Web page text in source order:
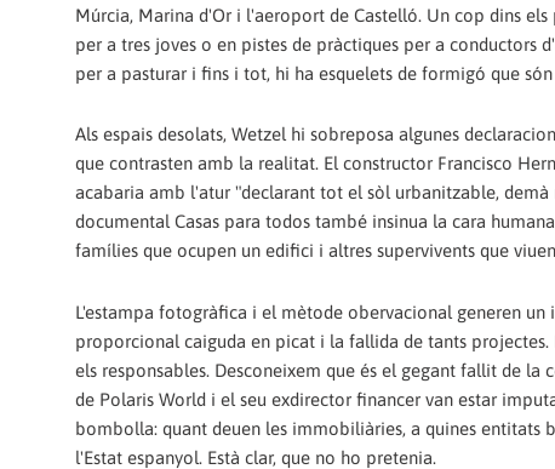
Múrcia, Marina d'Or i l'aeroport de Castelló. Un cop dins
per a tres joves o en pistes de pràctiques per a conductors
per a pasturar i fins i tot, hi ha esquelets de formigó que
Als espais desolats, Wetzel hi sobreposa algunes
que contrasten amb la realitat. El constructor Francisco
acabaria amb l'atur "declarant tot el sòl urbanitzable, demà
documental Casas para todos també insinua la cara
famílies que ocupen un edifici i altres supervivents que
L'estampa fotogràfica i el mètode obervacional generen
proporcional caiguda en picat i la fallida de tants
els responsables. Desconeixem que és el gegant fallit de la
de Polaris World i el seu exdirector financer van estar
bombolla: quant deuen les immobiliàries, a quines entitats
l'Estat espanyol. Està clar, que no ho pretenia.